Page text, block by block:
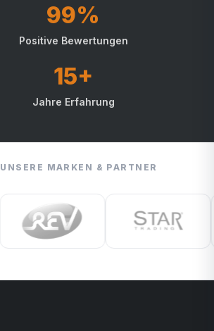
99%
Positive Bewertungen
15+
Jahre Erfahrung
UNSERE MARKEN & PARTNER